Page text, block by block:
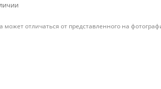
отличаться от представленного на